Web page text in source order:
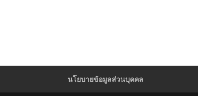
นโยบายข้อมูลส่วนบุคคล